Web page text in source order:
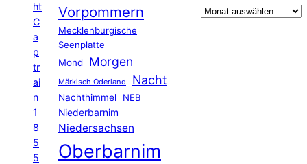
ht
C
a
p
tr
ai
n
1
8
5
5
Vorpommern
Mecklenburgische
Seenplatte
Mond
Morgen
Märkisch Oderland Nacht
Nachthimmel
NEB
Niederbarnim
Niedersachsen
Oberbarnim